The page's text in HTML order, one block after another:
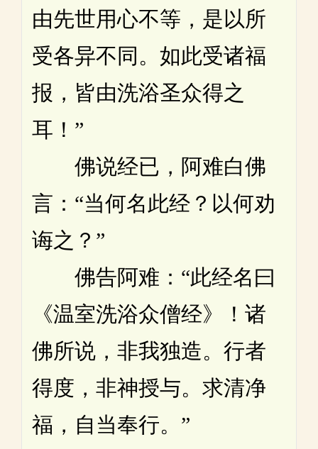
由先世用心不等，是以所
受各异不同。如此受诸福
报，皆由洗浴圣众得之
耳！”
佛说经已，阿难白佛
言：“当何名此经？以何劝
诲之？”
佛告阿难：“此经名曰
《温室洗浴众僧经》！诸
佛所说，非我独造。行者
得度，非神授与。求清净
福，自当奉行。”